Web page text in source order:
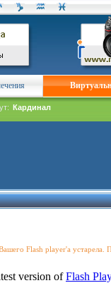
Кардинал
Flash player'a